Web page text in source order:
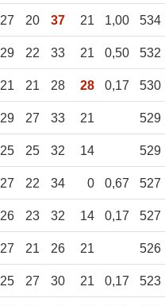
27 20 37 21 1,00 534
29 22 33 21 0,50 532
21 21 28 28 0,17 530
29 27 33 21 529
25 25 32 14 529
27 22 34 0 0,67 527
26 23 32 14 0,17 527
27 21 26 21 526
25 27 30 21 0,17 523